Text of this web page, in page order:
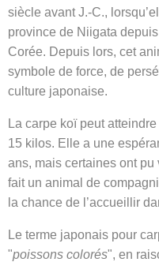
siècle avant J.-C.,
province de Niigata
Corée. Depuis lors, cet
symbole de force, de
culture japonaise.
La carpe koï peut
15 kilos. Elle a une
ans, mais certaines ont pu
fait un animal de
la chance de l’accueillir
Le terme japonais pour
"poissons colorés", en